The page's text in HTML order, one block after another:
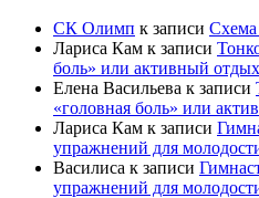
СК Олимп к записи Схема
Лариса Кам к записи
боль» или активный
Елена Васильева к записи
«головная боль» или
Лариса Кам к записи
упражнений для
Василиса к записи
упражнений для